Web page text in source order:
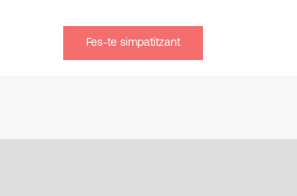
Fes-te simpatitzant